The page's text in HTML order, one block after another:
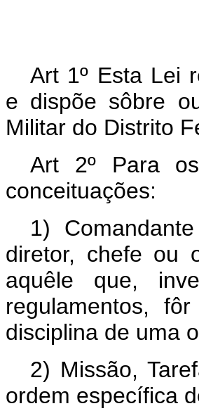
Art 1º Esta Lei
e dispõe sôbre
Militar do Distrito
Art 2º Para
conceituações:
1)
diretor, chefe ou
aquêle que,
regulamentos,
disciplina de uma
2) Missão,
ordem específica